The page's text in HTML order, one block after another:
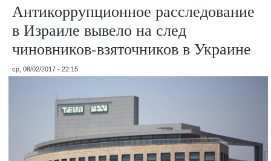
Антикоррупционное расследование
в Израиле вывело на след
чиновников-взяточников в Украине
ср, 08/02/2017 - 22:15